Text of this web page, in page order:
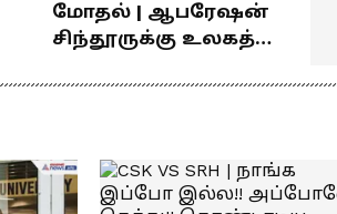
மேற்கொள்ளும் அம்மனை
மோதல் | ஆபரேஷன்
சிந்தூருக்கு உலகத்
பதில் என்ன?